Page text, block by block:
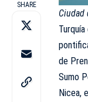
SHARE
Ciudad
de
Sumo
Nicea,